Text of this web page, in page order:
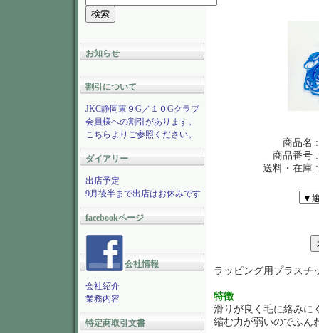
お知らせ
割引について
JKC静岡東９G／１０Gクラブ
会員様への割引があります。
こちらよりご参照ください。
ダイアリー
出店予定
9月後半まで出店はお休みです
facebookページ
会社情報
会社紹介
業務内容
特定商取引文書
商品名 :
商品番号 :
送料・在庫 :
ラッピング用プラスチ
特徴
滑りが良く毛に絡みに
縮む力が弱いのでふん